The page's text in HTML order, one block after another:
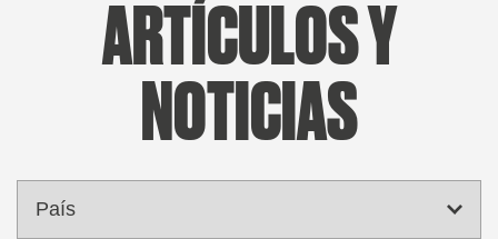
ARTÍCULOS Y
NOTICIAS